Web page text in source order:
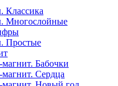
Классика
Многослойные
Простые
Бабочки
Сердца